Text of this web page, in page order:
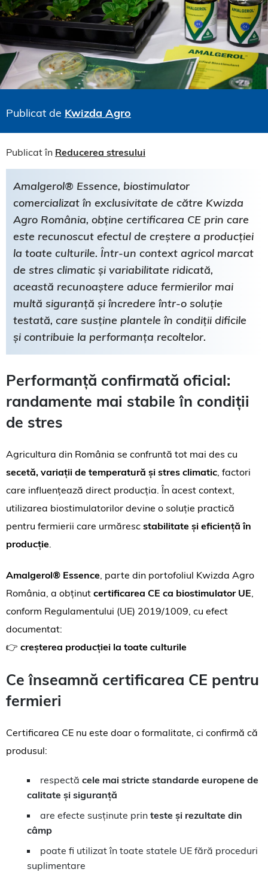
Publicat de Kwizda Agro
Publicat în Reducerea stresului
Amalgerol® Essence, biostimulator
comercializat în exclusivitate de către Kwizda
Agro România, obține certificarea CE prin care
este recunoscut efectul de creștere a producției
la toate culturile. Într-un context agricol marcat
de stres climatic și variabilitate ridicată,
această recunoaștere aduce fermierilor mai
multă siguranță și încredere într-o soluție
testată, care susține plantele în condiții dificile
și contribuie la performanța recoltelor.
Performanță confirmată oficial:
randamente mai stabile în condiții
de stres
Agricultura din România se confruntă tot mai des cu
secetă, variații de temperatură și stres climatic, factori
care influențează direct producția. În acest context,
utilizarea biostimulatorilor devine o soluție practică
pentru fermierii care urmăresc stabilitate și eficiență în
producție.
Amalgerol® Essence, parte din portofoliul Kwizda Agro
România, a obținut certificarea CE ca biostimulator UE,
conform Regulamentului (UE) 2019/1009, cu efect
documentat:
👉 creșterea producției la toate culturile
Ce înseamnă certificarea CE pentru
fermieri
Certificarea CE nu este doar o formalitate, ci confirmă că
produsul:
respectă cele mai stricte standarde europene de
calitate și siguranță
are efecte susținute prin teste și rezultate din
câmp
poate fi utilizat în toate statele UE fără proceduri
suplimentare